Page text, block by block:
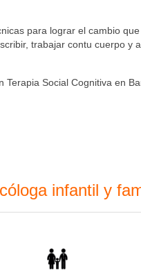
para lograr el cambio que
trabajar contu cuerpo y
Social Cognitiva en
infantil y